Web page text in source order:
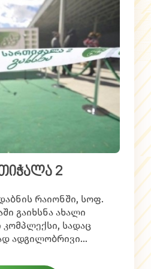
ფრინველის ფარში
(17-18%),
მაკრო/მიკრო,
ცხიმიანობითა
(143 კკალ).
2
რაიონში, სოფ.
გაიხსნა ახალი
სადაც
ადგილობრივი
გვაძლევს